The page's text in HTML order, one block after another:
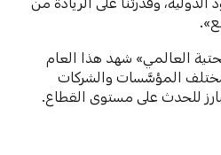
العالمي» شهد هذا العام
من مختلف المؤسَّسات والشركات
للحدث على مستوى القطاع.